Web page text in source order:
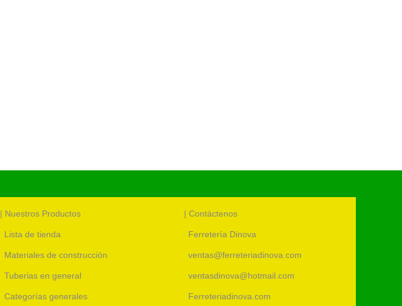
| Nuestros Productos
Lista de tienda
Materiales de construcción
Tuberias en general
Categorías generales
| Contáctenos
Ferretería Dinova
ventas@ferreteriadinova.com
ventasdinova@hotmail.com
Ferreteriadinova.com